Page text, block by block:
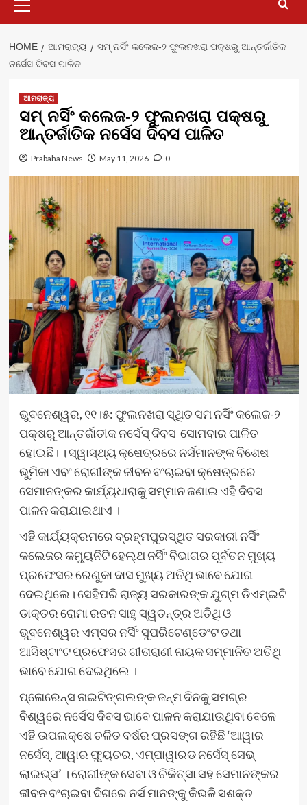
Menu
HOME ଆମରାଜ୍ୟ
ସମ୍ ନର୍ସିଂ କଲେଜ-୨ ଫୁଲନଖରା ପକ୍ଷରୁ ଆନ୍ତର୍ଜାତିକ
ନର୍ସେସ ଦିବସ ପାଳିତ
ଆମରାଜ୍ୟ
ସମ୍ ନର୍ସିଂ କଲେଜ-୨ ଫୁଲନଖରା ପକ୍ଷରୁ
ଆନ୍ତର୍ଜାତିକ ନର୍ସେସ ଦିବସ ପାଳିତ
Prabaha News May 11, 2026 0
ଭୁବନେଶ୍ୱର, ୧୧।୫: ଫୁଲନଖରା ସ୍ଥିତ ସମ ନର୍ସିଂ କଲେଜ-୨
ପକ୍ଷରୁ ଆନ୍ତର୍ଜାତୀକ ନର୍ସେସ୍ ଦିବସ ସୋମବାର ପାଳିତ
ହୋଇଛି। । ସ୍ୱାସ୍ଥ୍ୟ କ୍ଷେତ୍ରରେ ନର୍ସମାନଙ୍କ ବିଶେଷ
ଭୁମିକା ଏବଂ ରୋଗୀଙ୍କ ଜୀବନ ବଂଚାଇବା କ୍ଷେତ୍ରରେ
ସେମାନଙ୍କର କାର୍ଯ୍ୟଧାରାକୁ ସମ୍ମାନ ଜଣାଇ ଏହି ଦିବସ
ପାଳନ କରାଯାଇଥାଏ ।
ଏହି କାର୍ଯ୍ୟକ୍ରମରେ ବ୍ରହ୍ମପୁରସ୍ଥିତ ସରକାରୀ ନର୍ସିଂ
କଲେଜର କମ୍ୟୁନିଟି ହେଲ୍‌ଥ ନର୍ସିଂ ବିଭାଗର ପୂର୍ବତନ ମୁଖ୍ୟ
ପ୍ରଫେସର ରେଣୁକା ଦାସ ମୁଖ୍ୟ ଅତିଥି ଭାବେ ଯୋଗ
ଦେଇଥିଲେ। ସେହିପରି ରାଜ୍ୟ ସରକାରଙ୍କ ଯୁଗ୍ମ ଡିଏମ୍‌ଇଟି
ଡାକ୍ତର ରୋମା ରତନ ସାହୁ ସ୍ୱତନ୍ତ୍ର ଅତିଥି ଓ
ଭୁବନେଶ୍ୱର ଏମ୍ସର ନର୍ସିଂ ସୁପରିଟେଣ୍ଡେଂଟ ତଥା
ଆସିଷ୍ଟାଂଟ ପ୍ରଫେସର ଗୀତାରାଣୀ ନାୟକ ସମ୍ମାନିତ ଅତିଥି
ଭାବେ ଯୋଗ ଦେଇଥିଲେ ।
ପ୍ଳୋରେନ୍ସ ନାଇଟିଙ୍ଗଲଙ୍କ ଜନ୍ମ ଦିନକୁ ସମଗ୍ର
ବିଶ୍ୱରେ ନର୍ସେସ ଦିବସ ଭାବେ ପାଳନ କରାଯାଉଥିବା ବେଳେ
ଏହି ଉପଲକ୍ଷେ ଚଳିତ ବର୍ଷର ପ୍ରସଙ୍ଗ ରହିଛି ‘ଆୱାର
ନର୍ସେସ୍‌, ଆୱାର ଫ୍ୟୁଚର, ଏମ୍ପାୱାରଡ ନର୍ସେସ୍ ସେଭ୍
ଲାଇଭ୍‌ସ’ । ରୋଗୀଙ୍କ ସେବା ଓ ଚିକିତ୍ସା ସହ ସେମାନଙ୍କର
ଜୀବନ ବଂଚାଇବା ଦିଗରେ ନର୍ସ ମାନଙ୍କୁ କିଭଳି ସଶକ୍ତ